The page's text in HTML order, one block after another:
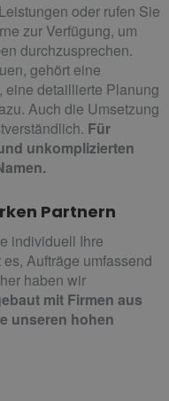
oder rufen Sie
zur Verfügung, um
durchzusprechen.
gehört eine
eine detaillierte Planung
Auch die Umsetzung
Für
unkomplizierten
Partnern
individuell Ihre
Aufträge umfassend
haben wir
mit Firmen aus
unseren hohen